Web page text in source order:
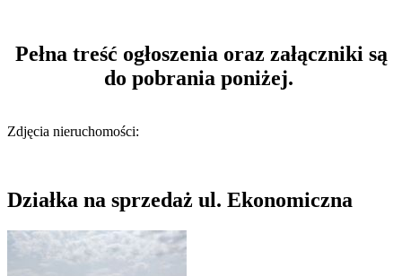
Pełna treść ogłoszenia oraz załączniki są
do pobrania poniżej.
Zdjęcia nieruchomości:
Działka na sprzedaż ul. Ekonomiczna